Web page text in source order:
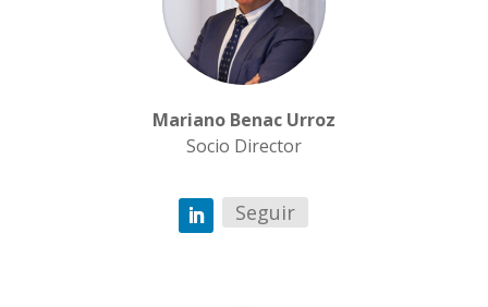
Mariano Benac Urroz
Socio Director
Seguir